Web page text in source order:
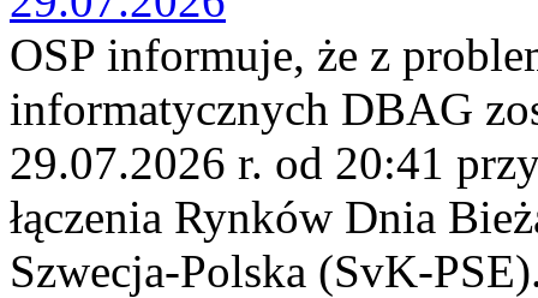
OSP informuje, że z
informatycznych DBAG
29.07.2026 r. od 20:41
łączenia Rynków Dnia
Szwecja-Polska (SvK-